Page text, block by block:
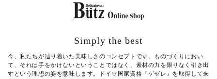
Simply the best
今、私たちが辿り着いた美味しさのコンセプトです。ものづくりにおい
て、それは手をかけないということではなく、素材の力を限りなく引き出
すという理想の姿を意味します。ドイツ国家資格『ゲゼレ』を取得して来